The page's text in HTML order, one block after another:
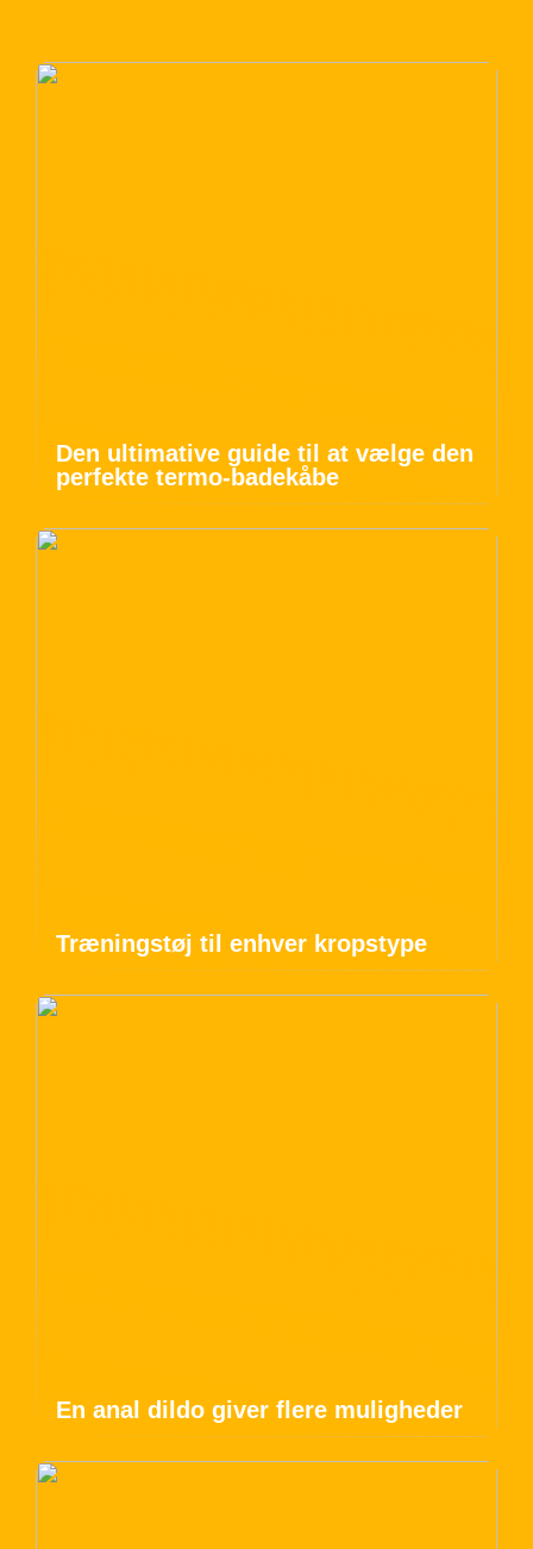
Den ultimative guide til at vælge den
perfekte termo-badekåbe
Træningstøj til enhver kropstype
En anal dildo giver flere muligheder